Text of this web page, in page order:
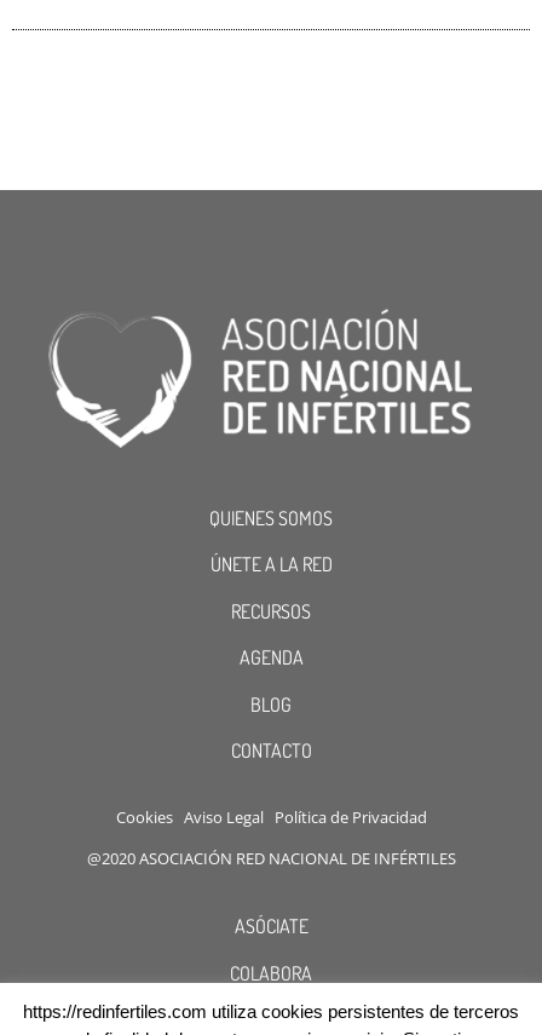
QUIENES SOMOS
ÚNETE A LA RED
RECURSOS
AGENDA
BLOG
CONTACTO
Cookies Aviso Legal Política de Privacidad
@2020 ASOCIACIÓN RED NACIONAL DE INFÉRTILES
ASÓCIATE
COLABORA
DESCUENTOS
https://redinfertiles.com utiliza cookies persistentes de terceros